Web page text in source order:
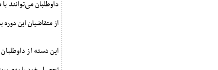
از متقاضیان این
این دسته از